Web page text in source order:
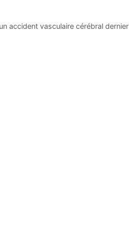
accident vasculaire cérébral dernier